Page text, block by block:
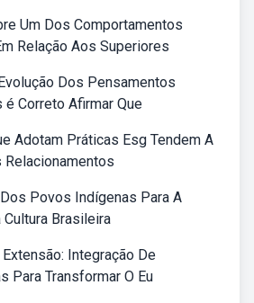
Um Dos Comportamentos
Relação Aos Superiores
Dos Pensamentos
Correto Afirmar Que
Adotam Práticas Esg Tendem A
Relacionamentos
Povos Indígenas Para A
Cultura Brasileira
Integração De
Para Transformar O Eu